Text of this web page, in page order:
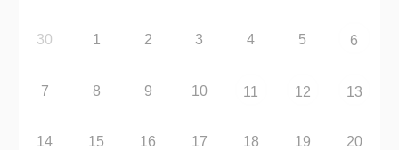
30 1 2 3 4 5 6
7 8 9 10 11 12 13
14 15 16 17 18 19 20